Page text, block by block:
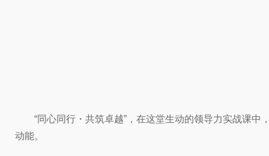
“同心同行・共筑卓越”，在这堂生动的领导力实战课
动能。